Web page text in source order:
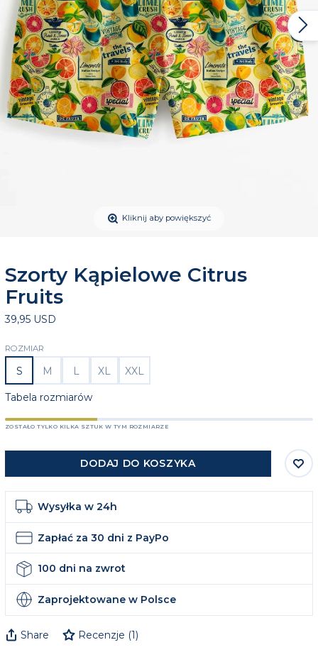
Kliknij aby powiększyć
Szorty Kąpielowe Citrus
Fruits
39,95 USD
ROZMIAR
S M L XL XXL
Tabela rozmiarów
ZOSTAŁO TYLKO KILKA SZTUK W TYM ROZMIARZE
DODAJ DO KOSZYKA
Wysyłka w 24h
Zapłać za 30 dni z PayPo
100 dni na zwrot
Zaprojektowane w Polsce
Share Recenzje (1)